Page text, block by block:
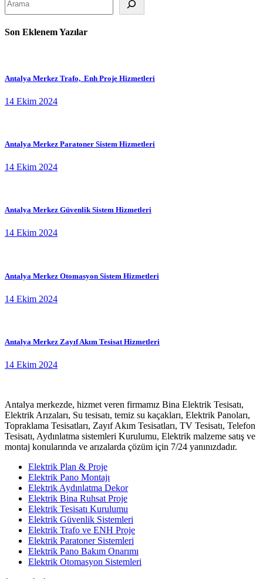
Son Eklenem Yazılar
Antalya Merkez Trafo, Enh Proje Hizmetleri
14 Ekim 2024
Antalya Merkez Paratoner Sistem Hizmetleri
14 Ekim 2024
Antalya Merkez Güvenlik Sistem Hizmetleri
14 Ekim 2024
Antalya Merkez Otomasyon Sistem Hizmetleri
14 Ekim 2024
Antalya Merkez Zayıf Akım Tesisat Hizmetleri
14 Ekim 2024
Antalya merkezde, hizmet veren firmamız Bina Elektrik Tesisatı,
Elektrik Arızaları, Su tesisatı, temiz su kaçakları, Elektrik Panoları,
Topraklama Tesisatları, Zayıf Akım Tesisatları, TV Tesisatı, Telefon
Tesisatı, Aydınlatma sistemleri Kurulumu, Elektrik malzeme satış ve
montaj konularında ve arızalarda çözüm için 7/24 yanınızdadır.
Elektrik Plan & Proje
Elektrik Pano Montajı
Elektrik Aydınlatma Dekor
Elektrik Bina Ruhsat Proje
Elektrik Tesisatı Kurulumu
Elektrik Güvenlik Sistemleri
Elektrik Trafo ve ENH Proje
Elektrik Paratoner Sistemleri
Elektrik Pano Bakım Onarımı
Elektrik Otomasyon Sistemleri